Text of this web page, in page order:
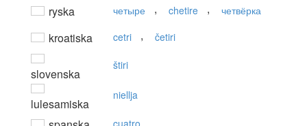
ryska четыре , chetire , четвёрка
kroatiska cetri , četiri
slovenska
štiri
lulesamiska
niellja